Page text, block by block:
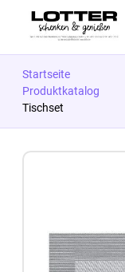
Startseite
Produktkatalog
Tischset